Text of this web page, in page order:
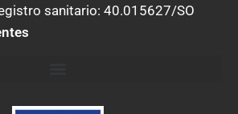
sanitario: 40.015627/SO